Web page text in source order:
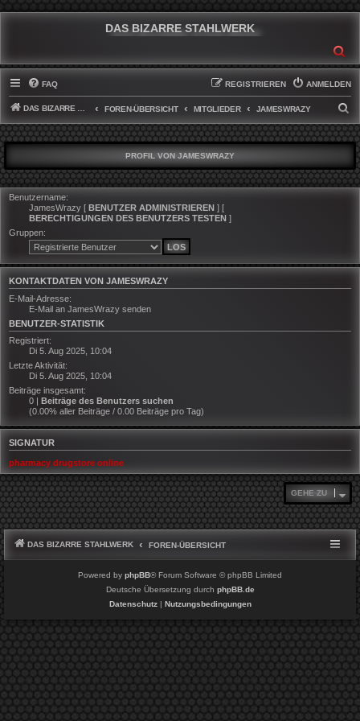
DAS BIZARRE STAHLWERK
FAQ ANMELDEN
REGISTRIEREN
DAS BIZARRE STAHLWERK FOREN-ÜBERSICHT MITGLIEDER JAMESWRAZY
U
C
H
E
PROFIL VON JAMESWRAZY
Benutzername:
JamesWrazy [ BENUTZER ADMINISTRIEREN ] [
BERECHTIGUNGEN DES BENUTZERS TESTEN ]
Gruppen:
KONTAKTDATEN VON JAMESWRAZY
E-Mail-Adresse:
E-Mail an JamesWrazy senden
BENUTZER-STATISTIK
Registriert:
Di 5. Aug 2025, 10:04
Letzte Aktivität:
Di 5. Aug 2025, 10:04
Beiträge insgesamt:
0 | Beiträge des Benutzers suchen
(0.00% aller Beiträge / 0.00 Beiträge pro Tag)
SIGNATUR
pharmacy drugstore online
GEHE ZU
DAS BIZARRE STAHLWERK FOREN-ÜBERSICHT
Powered by phpBB® Forum Software © phpBB Limited
Deutsche Übersetzung durch phpBB.de
Datenschutz| Nutzungsbedingungen